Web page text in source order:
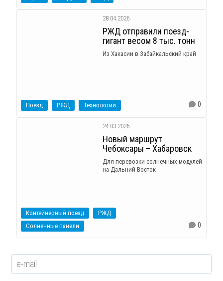
28.04.2026
РЖД отправили поезд-
гигант весом 8 тыс. тонн
Из Хакасии в Забайкальский край
Поезд РЖД Технологии 0
24.03.2026
Новый маршрут
Чебоксары – Хабаровск
Для перевозки солнечных модулей
на Дальний Восток
Контейнерный поезд
РЖД
Солнечные панели
0